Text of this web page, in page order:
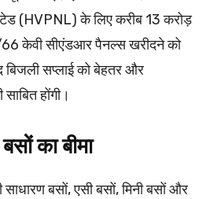
(HVPNL) के लिए करीब 13 करोड़
केवी सीएंडआर पैनल्स खरीदने को
बिजली सप्लाई को बेहतर और
होंगी।
का बीमा
साधारण बसों, एसी बसों, मिनी बसों और